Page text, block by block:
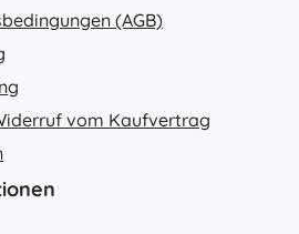
(AGB)
vom Kaufvertrag